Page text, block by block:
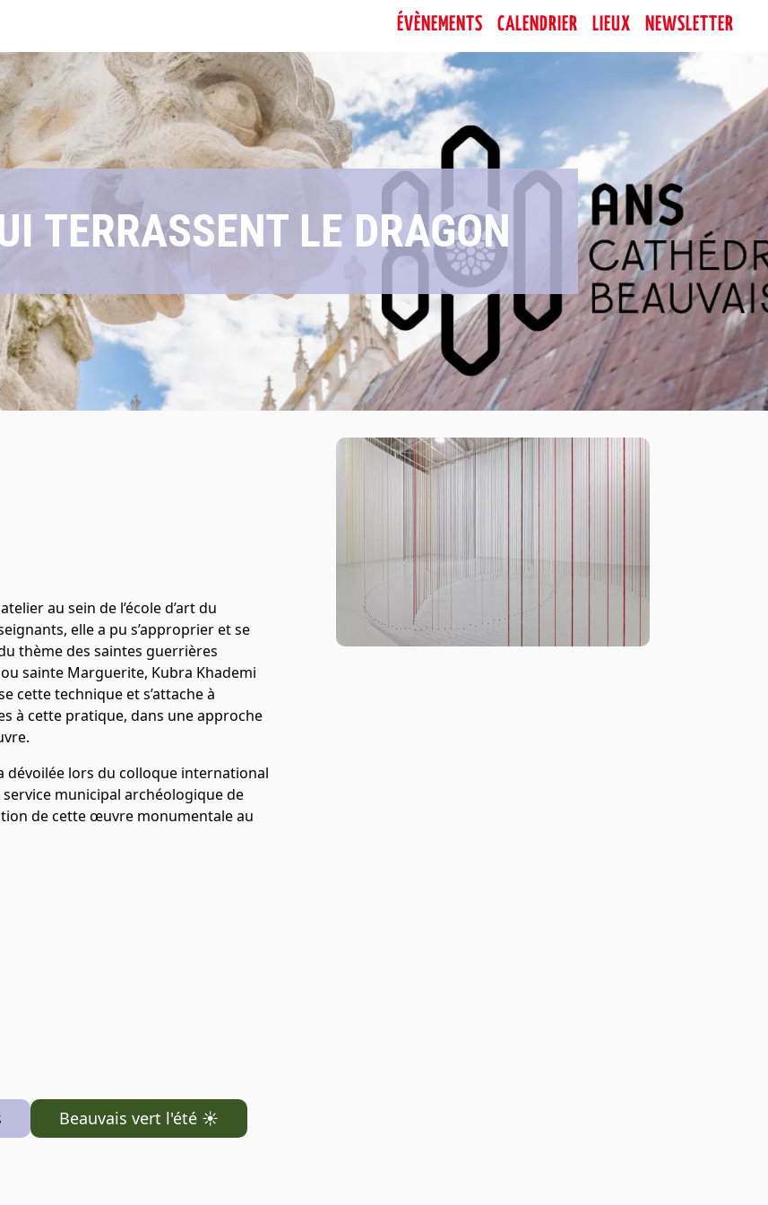
ÉVÈNEMENTS CALENDRIER LIEUX NEWSLETTER
TERRASSENT LE DRAGON
au sein de l’école d’art du
elle a pu s’approprier et se
thème des saintes guerrières
sainte Marguerite, Kubra Khademi
cette technique et s’attache à
à cette pratique, dans une approche
dévoilée lors du colloque international
municipal archéologique de
de cette œuvre monumentale au
Beauvais vert l'été ☀️